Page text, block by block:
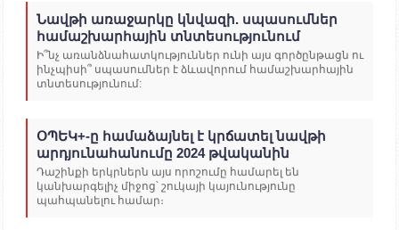
Նավթի առաջարկը կնվազի. սպասումներ
համաշխարհային տնտեսությունում
Ի՞նչ առանձնահատկություններ ունի այս գործընթացն ու
ինչպիսի՞ սպասումներ է ձևավորում համաշխարհային
տնտեսությունում:
ՕՊԵԿ+-ը համաձայնել է կրճատել նավթի
արդյունահանումը 2024 թվականին
Դաշինքի երկրներն այս որոշումը համարել են
կանխարգելիչ միջոց՝ շուկայի կայունությունը
պահպանելու համար։